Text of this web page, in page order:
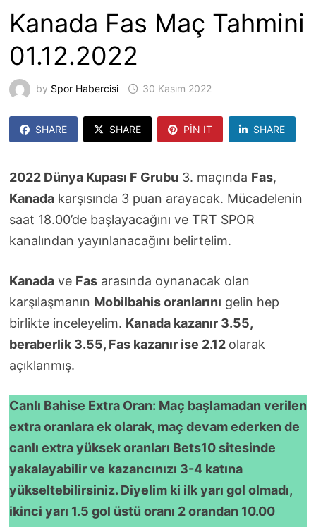
Kanada Fas Maç Tahmini
01.12.2022
by Spor Habercisi 30 Kasım 2022
SHARE SHARE PIN IT SHARE
2022 Dünya Kupası F Grubu 3. maçında Fas,
Kanadakarşısında 3 puan arayacak. Mücadelenin
saat 18.00’de başlayacağını ve TRT SPOR
kanalından yayınlanacağını belirtelim.
Kanadave Fasarasında oynanacak olan
karşılaşmanın Mobilbahis oranlarını gelin hep
birlikte inceleyelim. Kanada kazanır 3.55,
beraberlik 3.55, Fas kazanır ise 2.12 olarak
açıklanmış.
Canlı Bahise Extra Oran: Maç başlamadan verilen
extra oranlara ek olarak, maç devam ederken de
canlı extra yüksek oranları Bets10 sitesinde
yakalayabilir ve kazancınızı 3-4 katına
yükseltebilirsiniz. Diyelim ki ilk yarı gol olmadı,
ikinci yarı 1.5 gol üstü oranı 2 orandan 10.00